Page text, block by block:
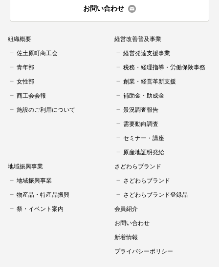
お問い合わせ
組織概要
佐土原町商工会
青年部
女性部
商工会会報
施設のご利用について
経営改善普及事業
経営発達支援事業
税務・経理指導・労働保険事務
創業・経営革新支援
補助金・助成金
景況調査報告
需要動向調査
セミナー・講座
原産地証明発給
地域振興事業
地域振興事業
物産品・特産品振興
祭・イベント案内
さどわらブランド
さどわらブランド
さどわらブランド登録品
会員紹介
お問い合わせ
新着情報
プライバシーポリシー